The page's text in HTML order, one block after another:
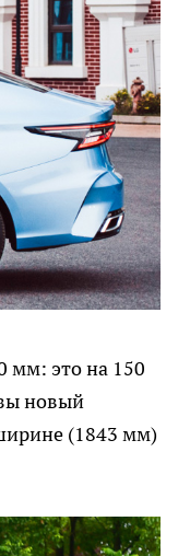
мм: это на 150
новый
(1843 мм)